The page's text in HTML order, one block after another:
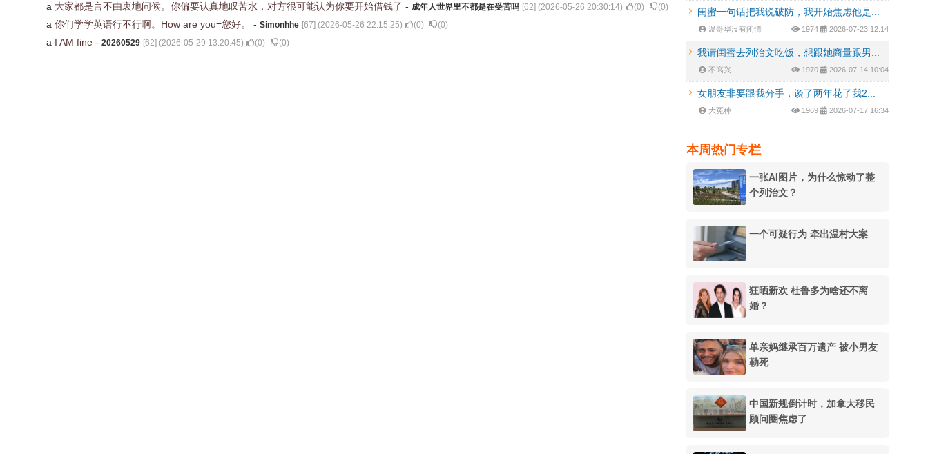
a 大家都是言不由衷地问候。你偏要认真地叹苦水，对方很可能认为你要开始借钱了 - 成年人世界里不都是在受苦吗 [62] (2026-05-26 20:30:14) (0) (0)
a 你们学学英语行不行啊。How are you=您好。 - Simonhhe [67] (2026-05-26 22:15:25) (0) (0)
a I AM fine - 20260529 [62] (2026-05-29 13:20:45) (0) (0)
闺蜜一句话把我说破防，我开始焦虑他是...
温哥华没有闲情 1974 2026-07-23 12:14
我请闺蜜去列治文吃饭，想跟她商量跟男...
不高兴 1970 2026-07-14 10:04
女朋友非要跟我分手，谈了两年花了我2...
大冤种 1969 2026-07-17 16:34
本周热门专栏
一张AI图片，为什么惊动了整
个列治文？
一个可疑行为 牵出温村大案
狂晒新欢 杜鲁多为啥还不离
婚？
单亲妈继承百万遗产 被小男友
勒死
中国新规倒计时，加拿大移民
顾问圈焦虑了